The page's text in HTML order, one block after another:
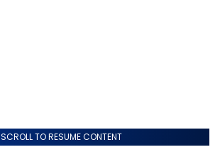
SCROLL TO RESUME CONTENT